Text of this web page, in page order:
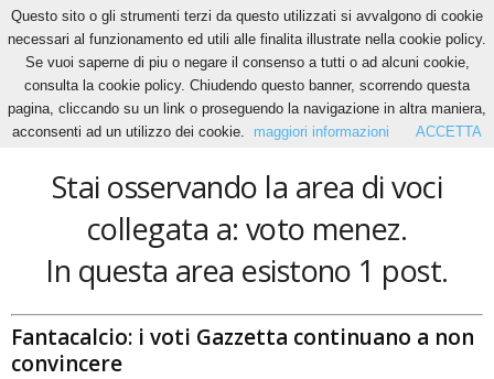
Home Tags Voto menez
voto menez
Stai osservando la area di voci
collegata a: voto menez.
In questa area esistono 1 post.
Fantacalcio: i voti Gazzetta continuano a non
convincere
Questo sito o gli strumenti terzi da questo utilizzati si avvalgono di cookie
necessari al funzionamento ed utili alle finalita illustrate nella cookie policy.
Se vuoi saperne di piu o negare il consenso a tutti o ad alcuni cookie,
consulta la cookie policy. Chiudendo questo banner, scorrendo questa
pagina, cliccando su un link o proseguendo la navigazione in altra maniera,
acconsenti ad un utilizzo dei cookie.
maggiori informazioni ACCETTA